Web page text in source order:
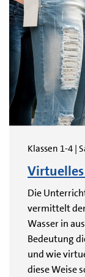
Klassen 1-4 |
Virtuelles
Die
vermittelt
Wasser in
Bedeutung
und wie
diese Weise